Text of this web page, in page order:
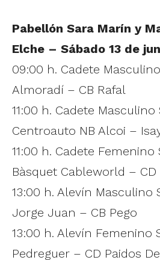
Pabellón Sara Marín y
Elche – Sábado 13 de
09:00 h. Cadete
Almoradí – CB Rafal
11:00 h. Cadete Masculino
Centroauto NB Alcoi –
11:00 h. Cadete Femenino
Bàsquet Cableworld – CD
13:00 h. Alevín Masculino
Jorge Juan – CB Pego
13:00 h. Alevín Femenino
Pedreguer – CD Paidos